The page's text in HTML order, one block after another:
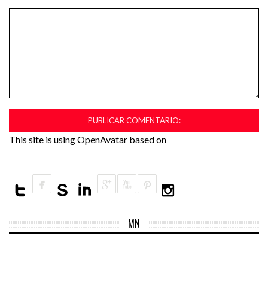
This site is using OpenAvatar based on
MN